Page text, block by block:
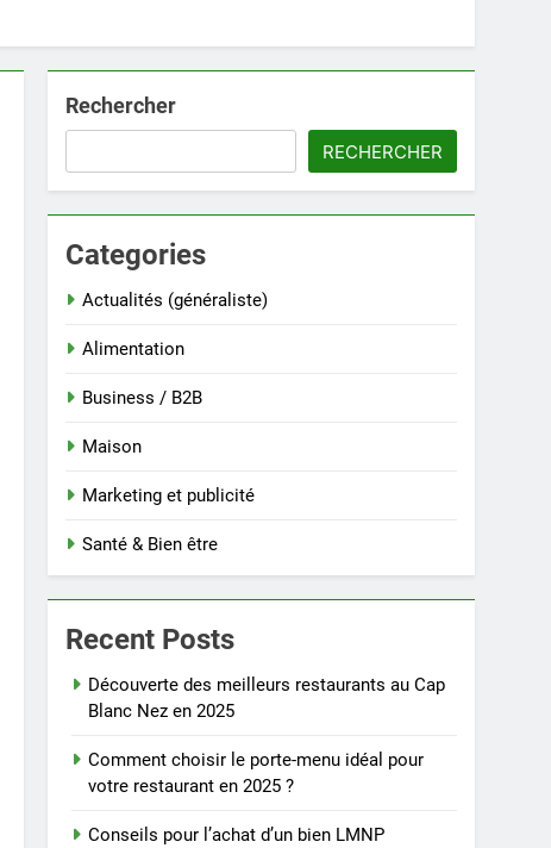
Rechercher
RECHERCHER
Categories
Actualités (généraliste)
Alimentation
Business / B2B
Maison
Marketing et publicité
Santé & Bien être
Recent Posts
Découverte des meilleurs restaurants au Cap
Blanc Nez en 2025
Comment choisir le porte-menu idéal pour
votre restaurant en 2025 ?
Conseils pour l’achat d’un bien LMNP